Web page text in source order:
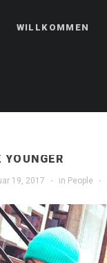
WILLKOMMEN
YOUNGER
19, 2017 · in People ·